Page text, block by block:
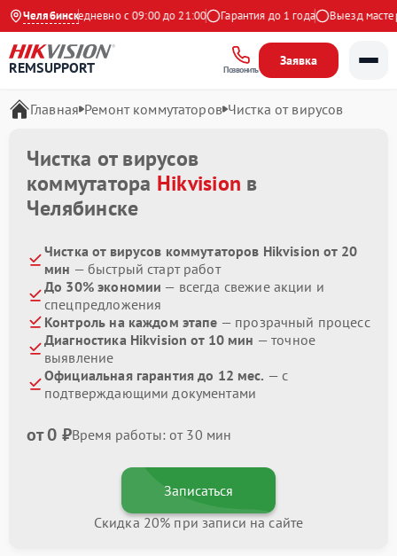
ЧелябинскЕжедневно с 09:00 до 21:00 Гарантия до 1 года Выезд мастера
REMSUPPORT Позвонить
Заявка
Главная Ремонт коммутаторов Чистка от вирусов
Чистка от вирусов
коммутатора Hikvision в
Челябинске
Чистка от вирусов коммутаторов Hikvision от 20
мин — быстрый старт работ
До 30% экономии — всегда свежие акции и
спецпредложения
Контроль на каждом этапе — прозрачный процесс
Диагностика Hikvision от 10 мин — точное
выявление
Официальная гарантия до 12 мес. — с
подтверждающими документами
от 0 ₽Время работы: от 30 мин
Записаться
Скидка 20% при записи на сайте